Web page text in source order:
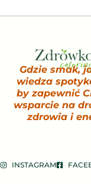
Gdzie smak,
wiedza
by zapewnić
wsparcie na
zdrowia i
INSTAGRAM